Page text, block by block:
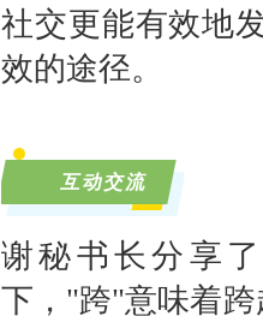
社交更能有效地
效的途径。
互动交流
谢秘书长分享
下，"跨"意味着